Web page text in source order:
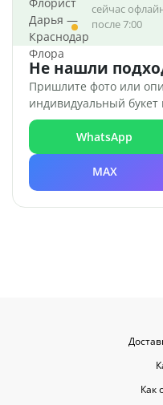
сейчас
после 7:00
Не нашли
Пришлите фото или
индивидуальный
WhatsApp
MAX
Как